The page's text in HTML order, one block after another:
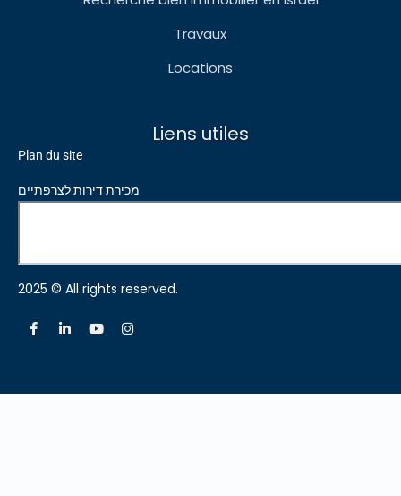
Travaux
Locations
Liens utiles
Plan du site
מכירת דירות לצרפתיים
2025 © All rights reserved.